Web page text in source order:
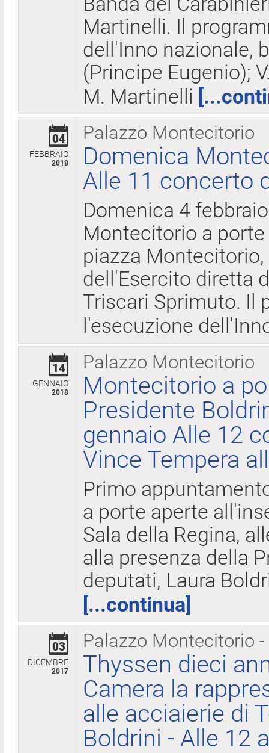
Martinelli. Il
dell'Inno nazionale,
(Principe Eugenio);
M. Martinelli
Palazzo Montecitorio
04
FEBBRAIO
2018
Domenica
Alle 11 concerto
Domenica 4
Montecitorio a
piazza
dell'Esercito diretta
Triscari Sprimuto. Il
l'esecuzione
Palazzo Montecitorio
14
GENNAIO
2018
Montecitorio a
Presidente
gennaio Alle 12
Vince Tempera
Primo
a porte aperte
Sala della Regina,
alla presenza della
deputati, Laura
[...continua]
Palazzo Montecitorio
03
DICEMBRE
2017
Thyssen dieci
Camera la
alle acciaierie di
Boldrini - Alle 12